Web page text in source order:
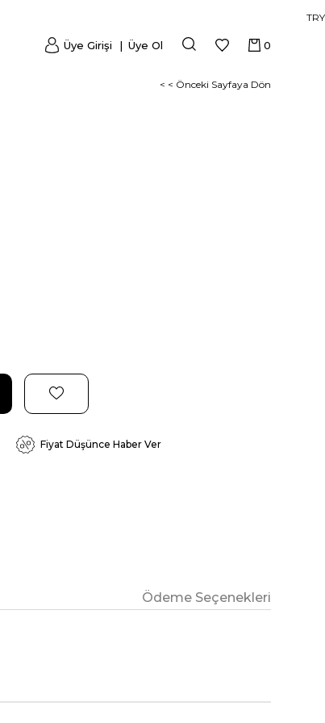
TRY
0
Üye Girişi Üye Ol
< < Önceki Sayfaya Dön
Fiyat Düşünce Haber Ver
Ödeme Seçenekleri